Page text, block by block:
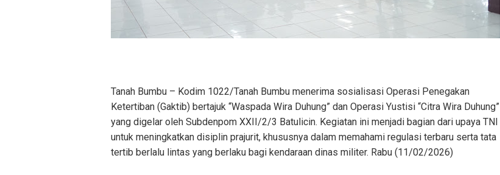
Tanah Bumbu – Kodim 1022/Tanah Bumbu menerima sosialisasi Operasi Penegakan
Ketertiban (Gaktib) bertajuk “Waspada Wira Duhung” dan Operasi Yustisi “Citra Wira Duhung”
yang digelar oleh Subdenpom XXII/2/3 Batulicin. Kegiatan ini menjadi bagian dari upaya TNI
untuk meningkatkan disiplin prajurit, khususnya dalam memahami regulasi terbaru serta tata
tertib berlalu lintas yang berlaku bagi kendaraan dinas militer. Rabu (11/02/2026)